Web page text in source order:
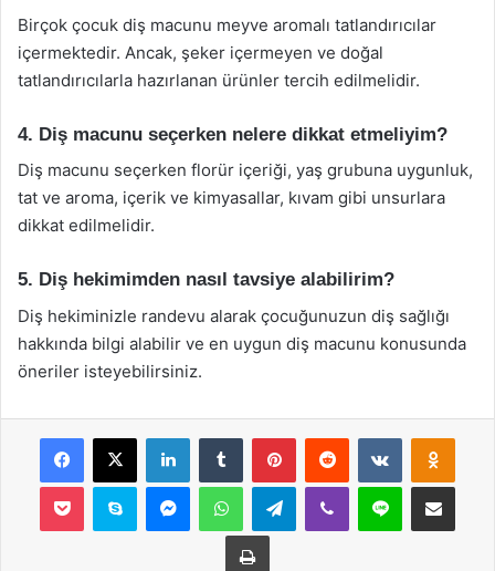
Birçok çocuk diş macunu meyve aromalı tatlandırıcılar
içermektedir. Ancak, şeker içermeyen ve doğal
tatlandırıcılarla hazırlanan ürünler tercih edilmelidir.
4. Diş macunu seçerken nelere dikkat etmeliyim?
Diş macunu seçerken florür içeriği, yaş grubuna uygunluk,
tat ve aroma, içerik ve kimyasallar, kıvam gibi unsurlara
dikkat edilmelidir.
5. Diş hekimimden nasıl tavsiye alabilirim?
Diş hekiminizle randevu alarak çocuğunuzun diş sağlığı
hakkında bilgi alabilir ve en uygun diş macunu konusunda
öneriler isteyebilirsiniz.
Facebook
X LinkedInTumblr PinterestReddit VKontakte
Pocket Skype MessengerWhatsAppTelegramViber Line E-Posta ile
Yazdır